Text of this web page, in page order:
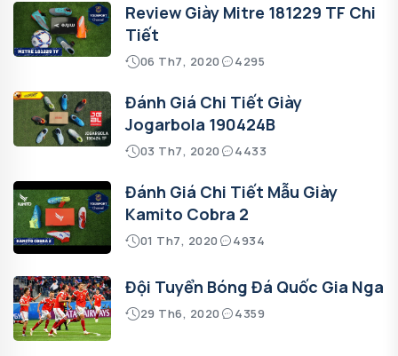
Review Giày Mitre 181229 TF Chi
Tiết
06 Th7, 2020 4295
Đánh Giá Chi Tiết Giày
Jogarbola 190424B
03 Th7, 2020 4433
Đánh Giá Chi Tiết Mẫu Giày
Kamito Cobra 2
01 Th7, 2020 4934
Đội Tuyển Bóng Đá Quốc Gia Nga
29 Th6, 2020 4359